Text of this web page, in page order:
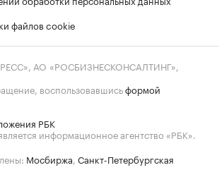
файлов cookie
АО «РОСБИЗНЕСКОНСАЛТИНГ»,
воспользовавшисьформой
РБК
информационное агентство «РБК».
Мосбиржа Санкт-Петербургская